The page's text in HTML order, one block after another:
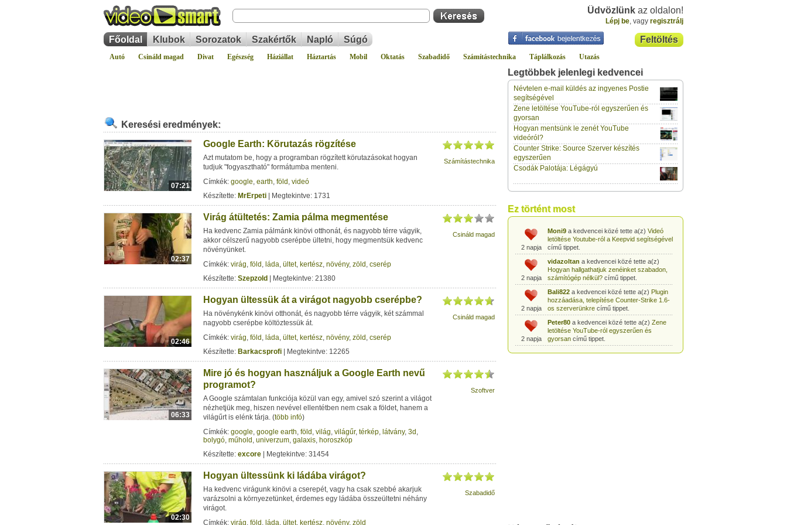
Üdvözlünk az oldalon!
Lépj be, vagy regisztrálj
Feltöltés
Főoldal Klubok Sorozatok Szakértők Napló Súgó
Autó Csináld magad Divat Egészség Háziállat Háztartás Mobil Oktatás Szabadidő Számítástechnika Táplálkozás Utazás
Keresési eredmények:
07:21
Google Earth: Körutazás rögzítése
Azt mutatom be, hogy a programban rögzített körutazásokat hogyan
tudjuk "fogyasztható" formátumba menteni.
Címkék: google, earth, föld , videó
Készítette: MrErpeti | Megtekintve: 1731
Számítástechnika
02:37
Virág átültetés: Zamia pálma megmentése
Ha kedvenc Zamia pálmánk kinövi otthonát, és nagyobb térre vágyik,
akkor célszerű nagyobb cserépbe ültetni, hogy megmentsük kedvenc
növényünket.
Címkék: virág, föld , láda, ültet, kertész, növény, zöld , cserép
Készítette: Szepzold | Megtekintve: 21380
Csináld magad
02:46
Hogyan ültessük át a virágot nagyobb cserépbe?
Ha növénykénk kinövi otthonát, és nagyobb térre vágyik, két számmal
nagyobb cserépbe költöztessük át.
Címkék: virág, föld , láda, ültet, kertész, növény, zöld , cserép
Készítette: Barkacsprofi | Megtekintve: 12265
Csináld magad
06:33
Mire jó és hogyan használjuk a Google Earth nevű
programot?
A Google számtalan funkciója közül van egy, amivel szó szerint a világot
nézhetjük meg, hiszen nevével ellentétben nem csak a földet, hanem a
világűrt is elénk tárja. (több infó)
Címkék: google, google earth, föld , világ, világűr, térkép, látvány, 3d ,
bolygó, műhold , univerzum, galaxis, horoszkóp
Készítette: excore | Megtekintve: 31454
Szoftver
02:30
Hogyan ültessünk ki ládába virágot?
Ha kedvenc virágunk kinövi a cserepét, vagy ha csak szebbé akarjuk
varázsolni a környezetünket, érdemes egy ládába összeültetni néhány
virágot.
Címkék: virág, föld , láda, ültet, kertész, növény, zöld
Szabadidő
Legtöbbek jelenlegi kedvencei
Névtelen e-mail küldés az ingyenes Postie
segítségével
Zene letöltése YouTube-ról egyszerűen és
gyorsan
Hogyan mentsünk le zenét YouTube
videóról?
Counter Strike: Source Szerver készítés
egyszerűen
Csodák Palotája: Légágyú
Ez történt most
2 napja
gabor733a kedvencei közé tette a(z)
Leopárdgekkó-etetés egyszerű csipesszel
című tippet.
2 napja
gabor733
a kedvencei közé tette a(z)
című tippet.
2 napja
Hogyan készítsünk fűszeres-paradicsomos
pennét?
2 napja
gabor733a kedvencei közé tette a(z)
hónapos kortólcímű tippet.
2 napja
Babakonyha - Alma-banán püré készítése
egyszerűencímű tippet.
2 napja
Moni9a kedvencei közé tette a(z) Videó
letöltése Youtube-ról a Keepvid segítségével
című tippet.
2 napja
vidazoltan a kedvencei közé tette a(z)
Hogyan hallgathatjuk zenéinket szabadon,
számítógép nélkül?című tippet.
2 napja
Bali822a kedvencei közé tette a(z) Plugin
hozzáadása, telepítése Counter-Strike 1.6-
os szerverünkrecímű tippet.
2 napja
Peter80a kedvencei közé tette a(z) Zene
letöltése YouTube-ról egyszerűen és
gyorsancímű tippet.
Heni77a kedvencei közé tette a(z)Counter